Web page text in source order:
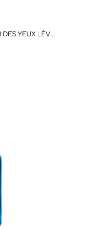
MULTIRÉPARATEUR CONTOUR DES YEUX LÈVRES 15ML